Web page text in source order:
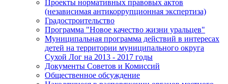
Проекты нормативных правовых актов
(независимая антикоррупционная экспертиза)
Градостроительство
Программа "Новое качество жизни уральцев"
Муниципальная программа действий в интересах
детей на территории муниципального округа
Сухой Лог на 2013 - 2017 годы
Документы Советов и Комиссий
Общественное обсуждение